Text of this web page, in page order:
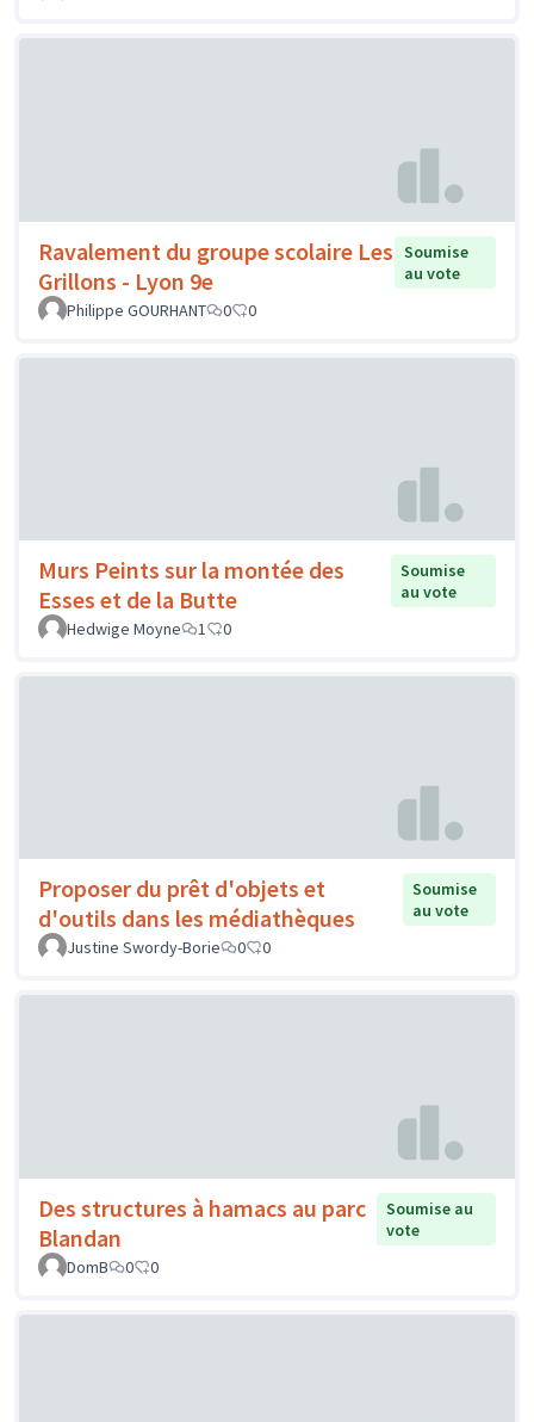
Ravalement du groupe scolaire Les
Grillons - Lyon 9e
Soumise
au vote
Philippe GOURHANT
0 0
Murs Peints sur la montée des
Esses et de la Butte
Soumise
au vote
Hedwige Moyne
1 0
Proposer du prêt d'objets et
d'outils dans les médiathèques
Soumise
au vote
Justine Swordy-Borie
0 0
Des structures à hamacs au parc
Blandan
Soumise au
vote
DomB
0 0